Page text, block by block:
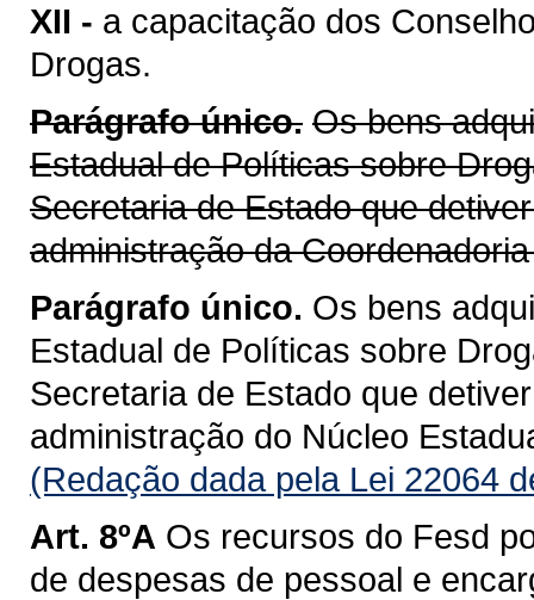
XII - a capacitação dos
Drogas.
Parágrafo único. Os bens
Estadual de Políticas sobre
Secretaria de Estado que
administração da
Parágrafo único. Os bens
Estadual de Políticas sobre
Secretaria de Estado que
administração do Núcleo
(Redação dada pela Lei 22064
Art. 8ºA Os recursos do Fesd
de despesas de pessoal e